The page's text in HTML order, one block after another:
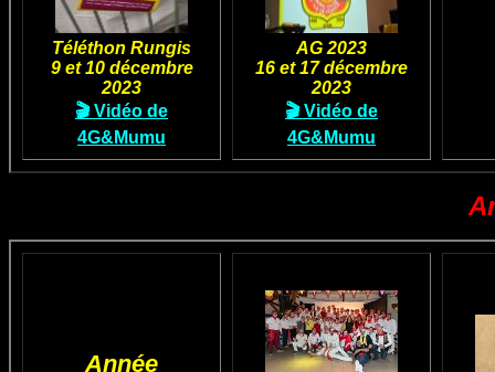
Téléthon Rungis
9 et 10 décembre
2023
🎬 Vidéo de
4G&Mumu
AG 2023
16 et 17 décembre
2023
🎬 Vidéo de
4G&Mumu
Année